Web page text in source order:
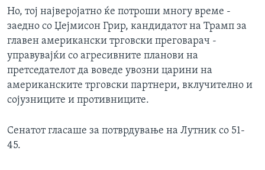
Но, тој најверојатно ќе потроши многу време -
заедно со Џејмисон Грир, кандидатот на Трамп за
главен американски трговски преговарач -
управувајќи со агресивните планови на
претседателот да воведе увозни царини на
американските трговски партнери, вклучително и
сојузниците и противниците.
Сенатот гласаше за потврдување на Лутник со 51-
45.